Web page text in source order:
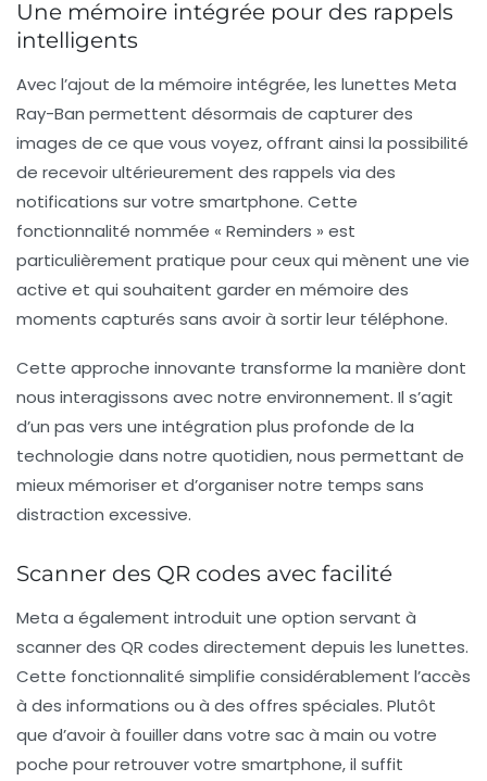
Une mémoire intégrée pour des rappels
intelligents
Avec l’ajout de la mémoire intégrée, les lunettes Meta
Ray-Ban permettent désormais de capturer des
images de ce que vous voyez, offrant ainsi la possibilité
de recevoir ultérieurement des rappels via des
notifications sur votre smartphone. Cette
fonctionnalité nommée « Reminders » est
particulièrement pratique pour ceux qui mènent une vie
active et qui souhaitent garder en mémoire des
moments capturés sans avoir à sortir leur téléphone.
Cette approche innovante transforme la manière dont
nous interagissons avec notre environnement. Il s’agit
d’un pas vers une intégration plus profonde de la
technologie dans notre quotidien, nous permettant de
mieux mémoriser et d’organiser notre temps sans
distraction excessive.
Scanner des QR codes avec facilité
Meta a également introduit une option servant à
scanner des QR codes directement depuis les lunettes.
Cette fonctionnalité simplifie considérablement l’accès
à des informations ou à des offres spéciales. Plutôt
que d’avoir à fouiller dans votre sac à main ou votre
poche pour retrouver votre smartphone, il suffit